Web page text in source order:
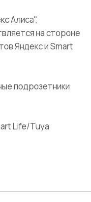
Алиса",
на стороне
Яндекс и Smart
подрозетники
Life/Tuya